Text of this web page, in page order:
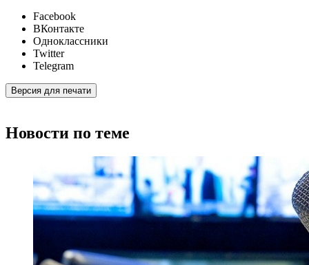
Facebook
ВКонтакте
Одноклассники
Twitter
Telegram
Версия для печати
Новости по теме